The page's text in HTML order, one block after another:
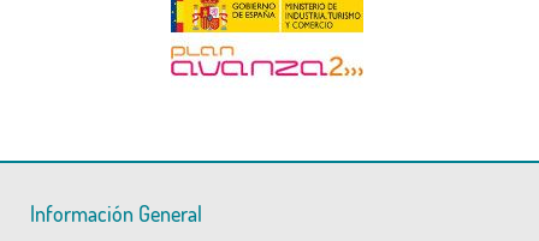
Información General